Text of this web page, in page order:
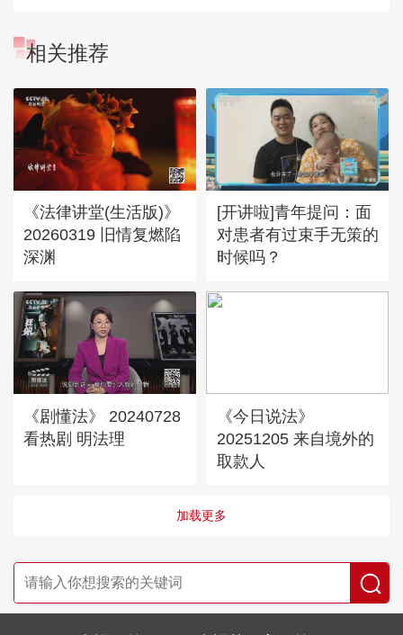
相关推荐
《法律讲堂(生活版)》
20260319 旧情复燃陷
深渊
[开讲啦]青年提问：面
对患者有过束手无策的
时候吗？
《剧懂法》 20240728
看热剧 明法理
《今日说法》
20251205 来自境外的
取款人
加载更多